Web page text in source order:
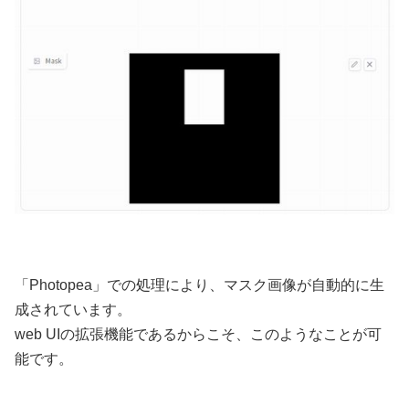
「Photopea」での処理により、マスク画像が自動的に生
成されています。
web UIの拡張機能であるからこそ、このようなことが可
能です。